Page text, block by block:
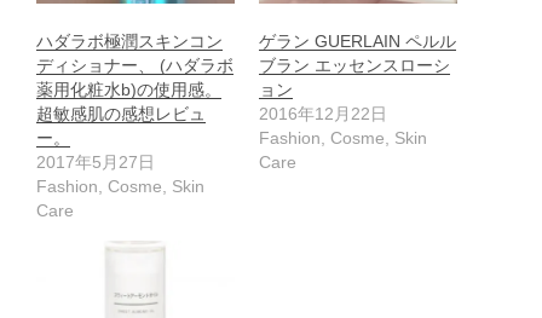
ハダラボ極潤スキンコン
ディショナー、 (ハダラボ
薬用化粧水b)の使用感。
超敏感肌の感想レビュ
ー。
2017年5月27日
Fashion, Cosme, Skin
Care
ゲラン GUERLAIN ペルル
ブラン エッセンスローシ
ョン
2016年12月22日
Fashion, Cosme, Skin
Care